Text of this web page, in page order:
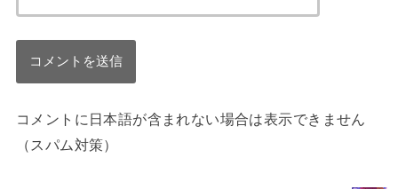
コメントに日本語が含まれない場合は表示できません
（スパム対策）